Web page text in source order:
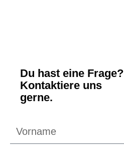
Du hast eine Frage?
Kontaktiere uns
gerne.